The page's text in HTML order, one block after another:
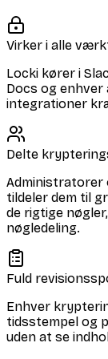
Virker i alle
Locki kører i
Docs og
integrationer
Delte
Administratorer
tildeler dem til
de rigtige
nøgledeling.
Fuld
Enhver
tidsstempel og
uden at se